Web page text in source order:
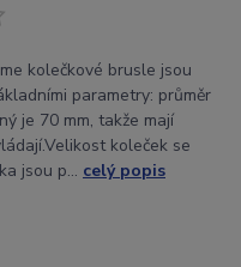
kolečkové brusle jsou
parametry: průměr
je 70 mm, takže mají
koleček se
jsou p... celý popis